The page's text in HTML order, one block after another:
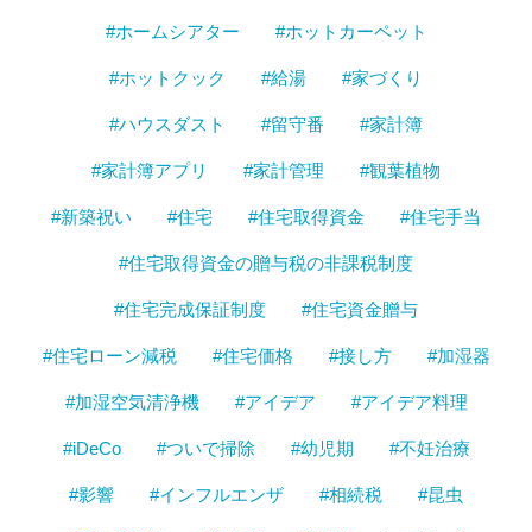
#ホームシアター #ホットカーペット
#ホットクック #給湯 #家づくり
#ハウスダスト #留守番 #家計簿
#家計簿アプリ #家計管理 #観葉植物
#新築祝い #住宅 #住宅取得資金 #住宅手当
#住宅取得資金の贈与税の非課税制度
#住宅完成保証制度 #住宅資金贈与
#住宅ローン減税 #住宅価格 #接し方 #加湿器
#加湿空気清浄機 #アイデア #アイデア料理
#iDeCo #ついで掃除 #幼児期 #不妊治療
#影響 #インフルエンザ #相続税 #昆虫